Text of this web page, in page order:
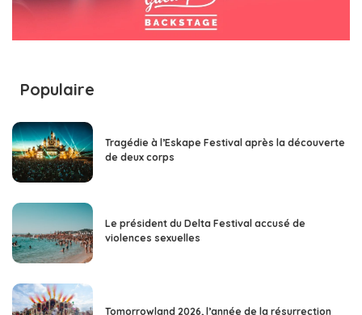
Populaire
Tragédie à l’Eskape Festival après la découverte
de deux corps
Le président du Delta Festival accusé de
violences sexuelles
Tomorrowland 2026, l’année de la résurrection